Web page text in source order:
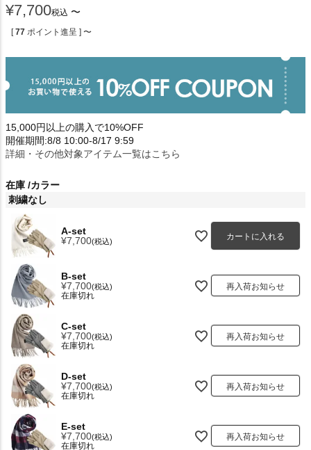
¥7,700税込 〜
[ 77 ポイント進呈 ] 〜
15,000円以上の購入で10%OFF
開催期間:8/8 10:00-8/17 9:59
詳細・その他対象アイテム一覧はこちら
在庫 カラー
刺繍なし
A-set
¥7,700 税込 カートに入れる
B-set
¥7,700 税込
在庫切れ
再入荷お知らせ
C-set
¥7,700 税込
在庫切れ
再入荷お知らせ
D-set
¥7,700 税込
在庫切れ
再入荷お知らせ
E-set
¥7,700 税込
在庫切れ
再入荷お知らせ